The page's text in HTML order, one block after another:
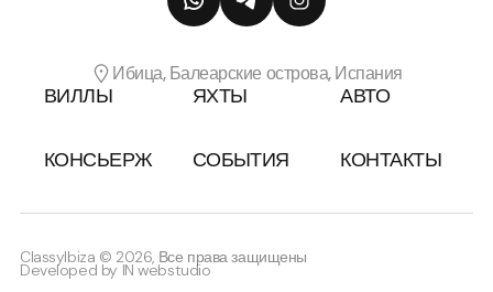
ВИЛЛЫ ЯХТЫ АВТО
КОНСЬЕРЖ СОБЫТИЯ КОНТАКТЫ
Ибица, Балеарские острова, Испания
ClassyIbiza © 2026, Все права защищены
Developed by IN webstudio